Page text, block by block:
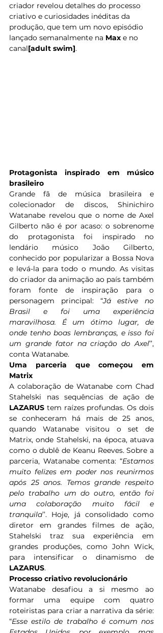
criador revelou detalhes do processo
criativo e curiosidades inéditas da
produção, que tem um novo episódio
lançado semanalmente na Max e no
canal[adult swim].
Protagonista inspirado em músico
brasileiro
Grande fã de música brasileira e
colecionador de discos, Shinichiro
Watanabe revelou que o nome de Axel
Gilberto não é por acaso: o sobrenome
do protagonista foi inspirado no
lendário músico João Gilberto,
conhecido por popularizar a Bossa Nova
e levá-la para todo o mundo. As visitas
do criador da animação ao país também
foram fonte de inspiração para o
personagem principal: “Já estive no
Brasil e foi uma experiência
maravilhosa. É um ótimo lugar, de
onde tenho boas lembranças, e isso foi
um grande fator na criação do Axel’’,
conta Watanabe.
Uma parceria que começou em
Matrix
A colaboração de Watanabe com Chad
LAZARUS tem raízes profundas. Os dois
se conheceram há mais de 25 anos,
quando Watanabe visitou o set de
Matrix, onde Stahelski, na época, atuava
como o dublê de Keanu Reeves. Sobre a
parceria, Watanabe comenta: “Estamos
muito felizes em poder nos reunirmos
após 25 anos. Temos grande respeito
pelo trabalho um do outro, então foi
uma colaboração muito fácil e
tranquila’’. Hoje, já consolidado como
diretor em grandes filmes de ação,
Stahelski traz sua experiência em
grandes produções, como John Wick,
LAZARUS.
Processo criativo revolucionário
Watanabe desafiou a si mesmo ao
formar uma equipe com quatro
roteiristas para criar a narrativa da série:
“Esse estilo de trabalho é comum nos